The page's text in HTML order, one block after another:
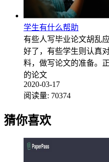
学生有什么帮助
有些人写毕业论文胡乱
好了，有些学生则认真
料，做写论文的准备。
的论文
2020-03-17
阅读量: 70374
猜你喜欢